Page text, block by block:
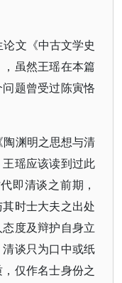
文《中古文学史
虽然王瑶在本篇
题曾受过陈寅恪
渊明之思想与清
瑶应该读到过此
即清谈之前期，
时士大夫之出处
度及辩护自身立
谈只为口中或纸
仅作名士身份之